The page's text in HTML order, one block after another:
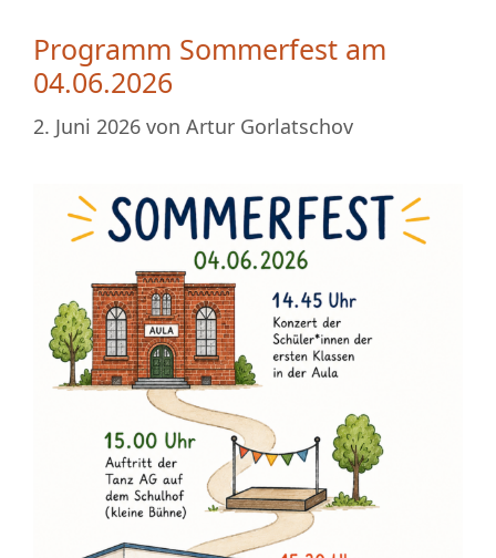
Programm Sommerfest am
04.06.2026
2. Juni 2026 von Artur Gorlatschov